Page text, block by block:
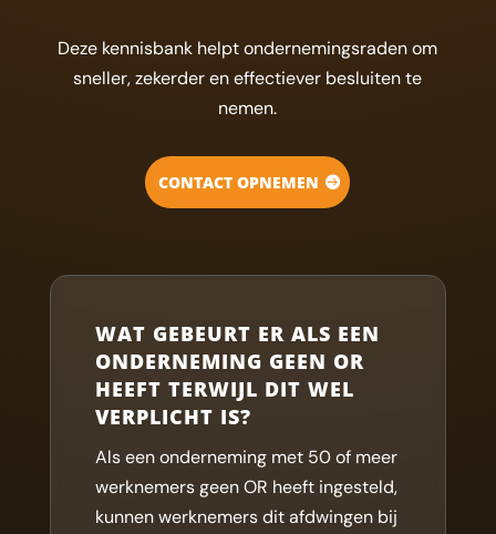
Deze kennisbank helpt ondernemingsraden om
sneller, zekerder en effectiever besluiten te
nemen.
CONTACT OPNEMEN
WAT GEBEURT ER ALS EEN
ONDERNEMING GEEN OR
HEEFT TERWIJL DIT WEL
VERPLICHT IS?
Als een onderneming met 50 of meer
werknemers geen OR heeft ingesteld,
kunnen werknemers dit afdwingen bij